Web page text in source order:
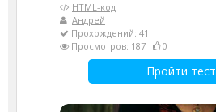
HTML-код
Андрей
Прохождений: 41
Просмотров: 187
0
Пройти тест